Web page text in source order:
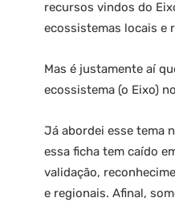
recursos vindos do
ecossistemas locais e
Mas é justamente aí
ecossistema (o Eixo)
Já abordei esse tema
essa ficha tem caído
validação,
e regionais. Afinal,